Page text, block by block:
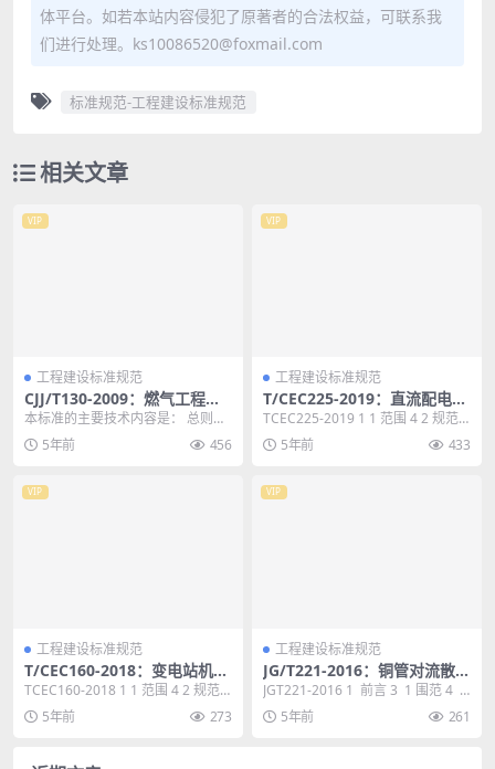
体平台。如若本站内容侵犯了原著者的合法权益，可联系我
们进行处理。ks10086520@foxmail.com
标准规范-工程建设标准规范
相关文章
VIP
工程建设标准规范
CJJ/T130-2009：燃气工程制
图标准
本标准的主要技术内容是： 总则、
制图基本规定、常用代号和图形符
号、图样内容及画法...
5年前 456
VIP
工程建设标准规范
T/CEC225-2019：直流配电网
DC/DC变换器技术条件
TCEC225-2019 1 1 范围 4 2 规范
性引用文件 4 3 术语和定...
5年前 433
VIP
工程建设标准规范
T/CEC160-2018：变电站机器
人巡检系统集中监控技术导则
TCEC160-2018 1 1 范围 4 2 规范
性引用文件 4 3 术语和定...
5年前 273
VIP
工程建设标准规范
JG/T221-2016：铜管对流散热
器
JGT221-2016 1 前言 3 1 围范 4 2
规范性引用文件 4...
5年前 261